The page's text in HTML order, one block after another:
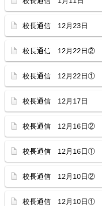
校長通信 12月23日
校長通信 12月22日②
校長通信 12月22日①
校長通信 12月17日
校長通信 12月16日②
校長通信 12月16日①
校長通信 12月10日②
校長通信 12月10日①